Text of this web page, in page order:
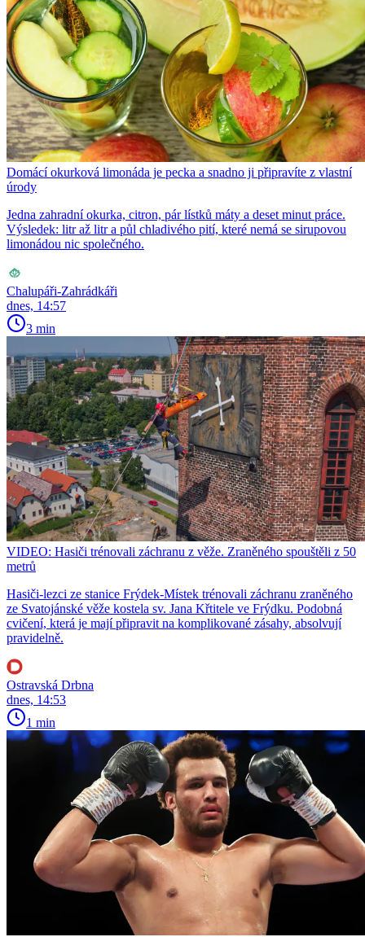
Domácí okurková limonáda je pecka a snadno ji připravíte z vlastní
úrody
Jedna zahradní okurka, citron, pár lístků máty a deset minut práce.
Výsledek: litr až litr a půl chladivého pití, které nemá se sirupovou
limonádou nic společného.
Chalupáři-Zahrádkáři
dnes, 14:57
3 min
VIDEO: Hasiči trénovali záchranu z věže. Zraněného spouštěli z 50
metrů
Hasiči-lezci ze stanice Frýdek-Místek trénovali záchranu zraněného
ze Svatojánské věže kostela sv. Jana Křtitele ve Frýdku. Podobná
cvičení, která je mají připravit na komplikované zásahy, absolvují
pravidelně.
Ostravská Drbna
dnes, 14:53
1 min